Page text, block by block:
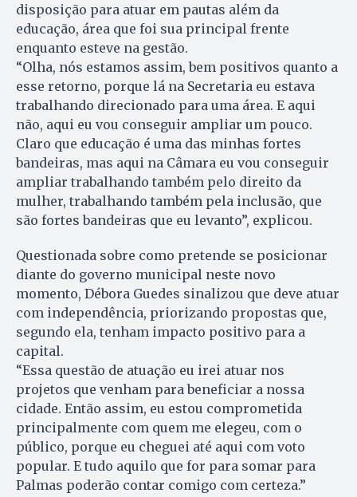
disposição para atuar em pautas além da
educação, área que foi sua principal frente
enquanto esteve na gestão.
“Olha, nós estamos assim, bem positivos quanto a
esse retorno, porque lá na Secretaria eu estava
trabalhando direcionado para uma área. E aqui
não, aqui eu vou conseguir ampliar um pouco.
Claro que educação é uma das minhas fortes
bandeiras, mas aqui na Câmara eu vou conseguir
ampliar trabalhando também pelo direito da
mulher, trabalhando também pela inclusão, que
são fortes bandeiras que eu levanto”, explicou.
Questionada sobre como pretende se posicionar
diante do governo municipal neste novo
momento, Débora Guedes sinalizou que deve atuar
com independência, priorizando propostas que,
segundo ela, tenham impacto positivo para a
capital.
“Essa questão de atuação eu irei atuar nos
projetos que venham para beneficiar a nossa
cidade. Então assim, eu estou comprometida
principalmente com quem me elegeu, com o
público, porque eu cheguei até aqui com voto
popular. E tudo aquilo que for para somar para
Palmas poderão contar comigo com certeza.”